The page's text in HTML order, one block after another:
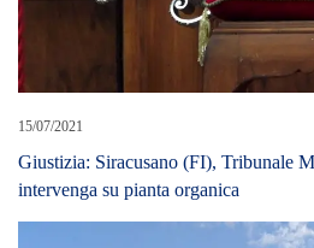
15/07/2021
Giustizia: Siracusano (FI), Tribunale
intervenga su pianta organica